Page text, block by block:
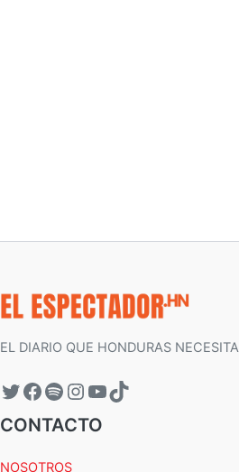
EL DIARIO QUE HONDURAS NECESITA
CONTACTO
NOSOTROS